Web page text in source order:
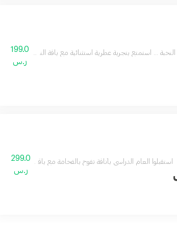
... استمتع بتجربة عطرية استثنائية مع باقة النخبة، عطرين بحجم 160 مل من مجموعتنا المميزة بسعر خاص. فرصة رائعة للاستمتاع بتشكيلة عطرية تناسب مختلف أوقاتك
199.0
ر.س
استقبلوا العام الدراسي بأناقة تفوح بالفخامة مع باقة العوده للمدارس من رسيس تتكون الباقة من 12عطور ميني بحجم 12 مل بتشكيلة متنوعة
299.0
ر.س